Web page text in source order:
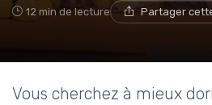
12 min de lecture Partager
Vous cherchez à mieux